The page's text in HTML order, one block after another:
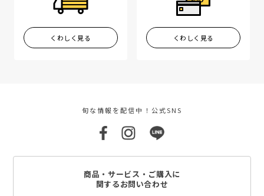
くわしく見る くわしく見る
旬な情報を配信中！公式SNS
商品・サービス・ご購入に
関するお問い合わせ